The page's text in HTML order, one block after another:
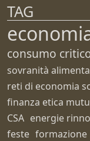
TAG
consumo
sovranità
reti di economia
finanza etica
CSA energie
feste formazione